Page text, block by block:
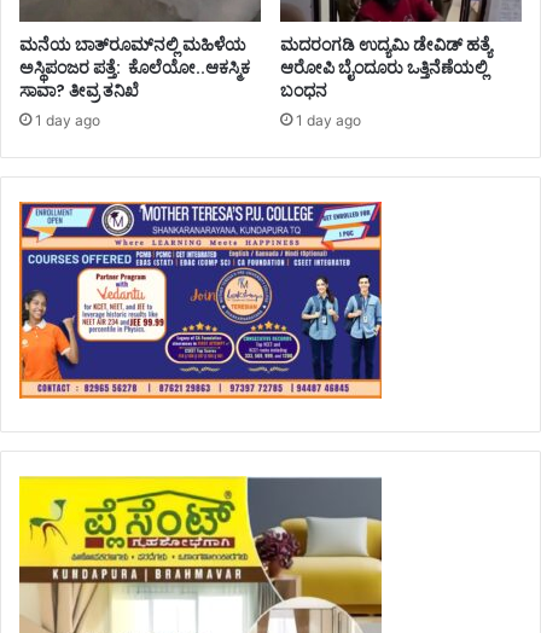
ಮನೆಯ ಬಾತ್‌ರೂಮ್‌ನಲ್ಲಿ ಮಹಿಳೆಯ
ಅಸ್ಥಿಪಂಜರ ಪತ್ತೆ: ಕೊಲೆಯೋ..ಆಕಸ್ಮಿಕ
ಸಾವಾ? ತೀವ್ರ ತನಿಖೆ
1 day ago
ಮದರಂಗಡಿ ಉದ್ಯಮಿ ಡೇವಿಡ್ ಹತ್ಯೆ
ಆರೋಪಿ ಬೈಂದೂರು ಒತ್ತಿನೆಣೆಯಲ್ಲಿ
ಬಂಧನ
1 day ago